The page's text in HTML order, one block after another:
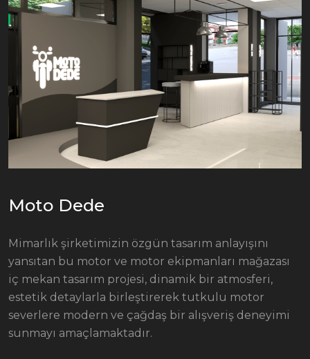
Moto Dede
Mimarlık şirketimizin özgün tasarım anlayışını
yansıtan bu motor ve motor ekipmanları mağazası
iç mekan tasarım projesi, dinamik bir atmosferi,
estetik detaylarla birleştirerek tutkulu motor
severlere modern ve çağdaş bir alışveriş deneyimi
sunmayı amaçlamaktadır.